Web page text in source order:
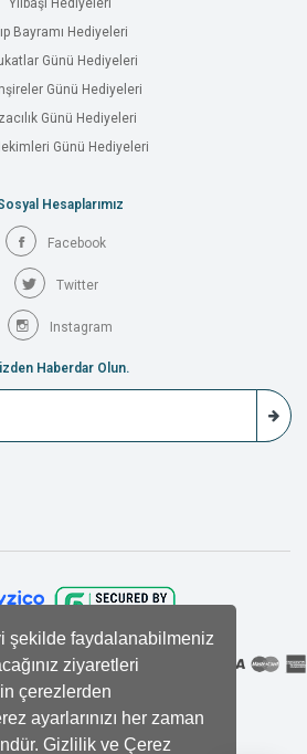
şekilde faydalanabilmeniz
ziyaretleri
çerezlerden
ayarlarınızı her zaman
Gizlilik ve Çerez
Yılbaşı Hediyeleri
Bayramı Hediyeleri
Günü Hediyeleri
Günü Hediyeleri
Günü Hediyeleri
Günü Hediyeleri
Hesaplarımız
Facebook
Twitter
Instagram
Haberdar Olun.